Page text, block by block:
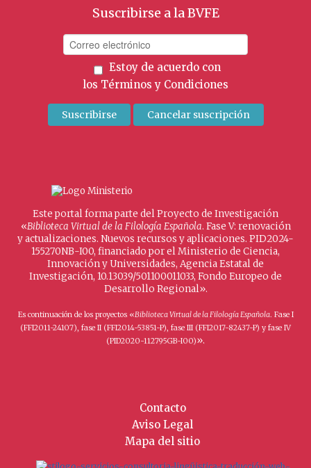
Suscribirse a la BVFE
Estoy de acuerdo con
los Términos y Condiciones
Este portal forma parte del Proyecto de Investigación
«Biblioteca Virtual de la Filología Española. Fase V: renovación
y actualizaciones. Nuevos recursos y aplicaciones. PID2024-
155270NB-I00, financiado por el Ministerio de Ciencia,
Innovación y Universidades, Agencia Estatal de
Investigación, 10.13039/501100011033, Fondo Europeo de
Desarrollo Regional».
Es continuación de los proyectos «Biblioteca Virtual de la Filología Española. Fase I
(FFI2011-24107), fase II (FFI2014-53851-P), fase III (FFI2017-82437-P) y fase IV
(PID2020-112795GB-I00)».
Contacto
Aviso Legal
Mapa del sitio